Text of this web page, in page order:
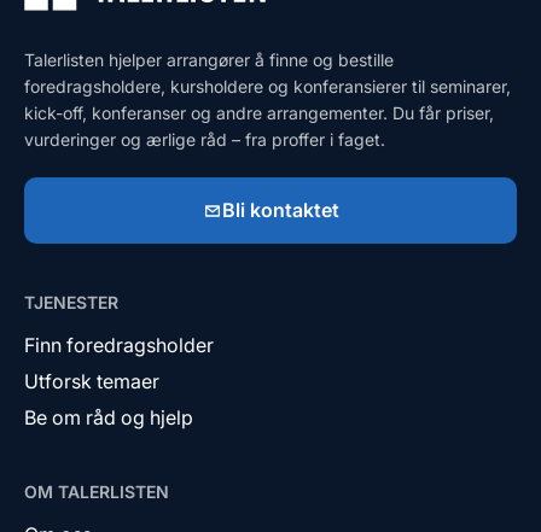
Talerlisten hjelper arrangører å finne og bestille
foredragsholdere, kursholdere og konferansierer til seminarer,
kick-off, konferanser og andre arrangementer. Du får priser,
vurderinger og ærlige råd – fra proffer i faget.
Bli kontaktet
TJENESTER
Finn foredragsholder
Utforsk temaer
Be om råd og hjelp
OM TALERLISTEN